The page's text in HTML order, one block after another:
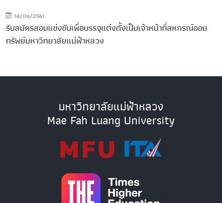
14/06/2561
รับสมัครสอบแข่งขันเพื่อบรรจุแต่งตั้งเป็นเจ้าหน้าที่สหกรณ์ออม
ทรัพย์มหาวิทยาลัยแม่ฟ้าหลวง
มหาวิทยาลัยแม่ฟ้าหลวง
Mae Fah Luang University